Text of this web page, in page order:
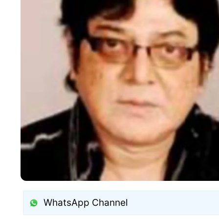
WhatsApp Channel